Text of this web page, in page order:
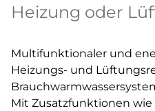
Heizung oder
Multifunktionaler und
Heizungs- und
Mit Zusatzfunktionen